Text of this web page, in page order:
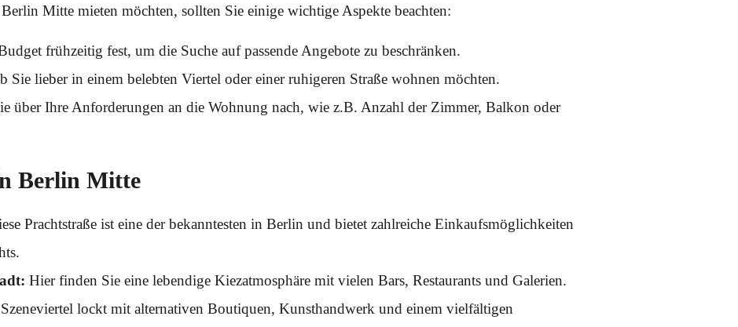
Mitte mieten möchten, sollten Sie einige wichtige Aspekte beachten:
frühzeitig fest, um die Suche auf passende Angebote zu beschränken.
Sie lieber in einem belebten Viertel oder einer ruhigeren Straße wohnen möchten.
über Ihre Anforderungen an die Wohnung nach, wie z.B. Anzahl der Zimmer, Balkon oder
Berlin Mitte
Prachtstraße ist eine der bekanntesten in Berlin und bietet zahlreiche Einkaufsmöglichkeiten
Hier finden Sie eine lebendige Kiezatmosphäre mit vielen Bars, Restaurants und Galerien.
lockt mit alternativen Boutiquen, Kunsthandwerk und einem vielfältigen